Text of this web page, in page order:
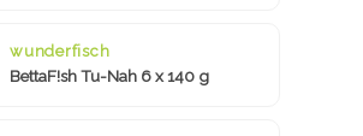
wunderfisch
BettaF!sh Tu-Nah 6 x 140 g